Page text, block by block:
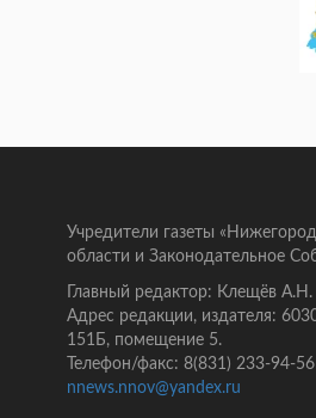
Учредители газеты
области и Законодательное
Главный редактор: Клещёв А.Н.
Адрес редакции, издателя:
151Б, помещение 5.
Телефон/факс: 8(831) 233-94-
nnews.nnov@yandex.ru